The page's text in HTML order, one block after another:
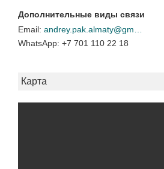
+7 701 110 22 18
Карта